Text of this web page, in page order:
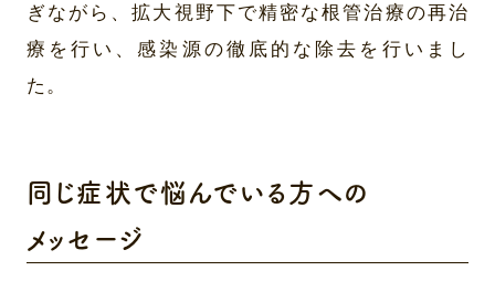
ぎながら、拡大視野下で精密な根管治療の再治
療を行い、感染源の徹底的な除去を行いまし
た。
同じ症状で悩んでいる方への
メッセージ